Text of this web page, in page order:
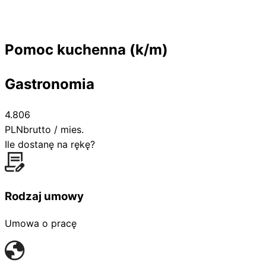
Pomoc kuchenna (k/m)
Gastronomia
4.806
PLNbrutto / mies.
Ile dostanę na rękę?
Rodzaj umowy
Umowa o pracę